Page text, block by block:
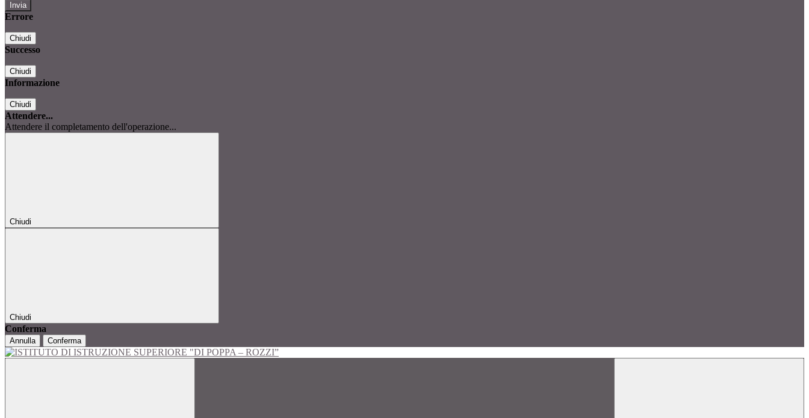
Errore
Chiudi
Successo
Chiudi
Informazione
Chiudi
Attendere...
Attendere il completamento dell'operazione...
Chiudi
Chiudi
Conferma
Annulla Conferma